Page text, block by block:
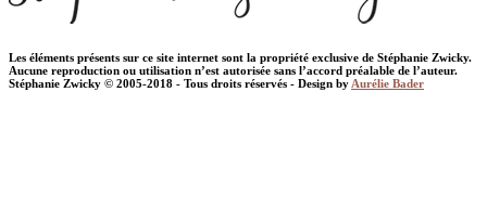
Les éléments présents sur ce site internet sont la propriété exclusive de Stéphanie Zwicky.
Aucune reproduction ou utilisation n’est autorisée sans l’accord préalable de l’auteur.
Stéphanie Zwicky © 2005-2018 - Tous droits réservés - Design by Aurélie Bader